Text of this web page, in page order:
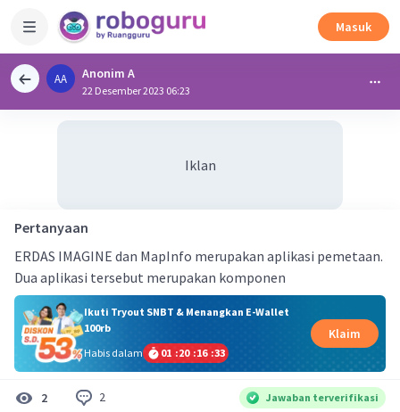
Masuk
AA Anonim A
22 Desember 2023 06:23
Iklan
Pertanyaan
ERDAS IMAGINE dan MapInfo merupakan aplikasi pemetaan.
Dua aplikasi tersebut merupakan komponen
Ikuti Tryout SNBT & Menangkan E-Wallet
100rb
Habis dalam
01 :20 :16 :33
Klaim
2 2 Jawaban terverifikasi